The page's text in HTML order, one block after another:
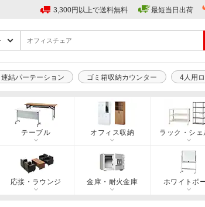
3,300円以上で送料無料 最短当日出荷
連結パーテーション ゴミ箱収納カウンター 4人用
テーブル オフィス収納 ラック・シェ
応接・ラウンジ 金庫・耐火金庫 ホワイトボ